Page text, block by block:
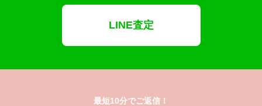
LINE査定
最短10分でご返信！